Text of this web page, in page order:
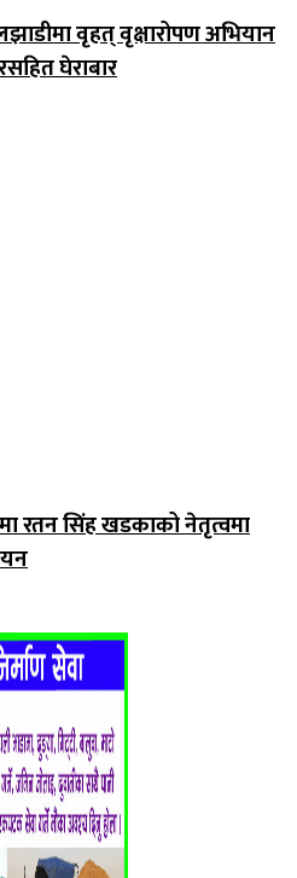
वृहत् वृक्षारोपण अभियान
घेराबार
रतन सिंह खडकाको नेतृत्वमा